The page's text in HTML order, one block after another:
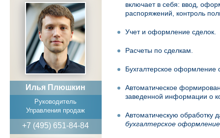
Илья Плюшкин
Руководитель
Управления продаж
+7 (495) 651-84-84
включает в себя: ввод,
распоряжений, контроль
Учет и оформление сделок.
Расчеты по сделкам.
Бухгалтерское оформление
Автоматическое
заведенной информации о
Автоматическую обработку
бухгалтерское